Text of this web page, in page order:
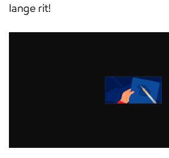
lange rit!